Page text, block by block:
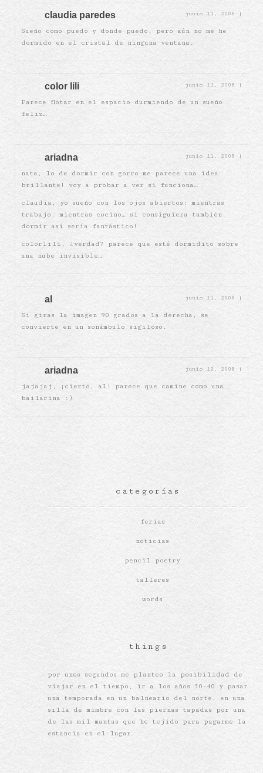
claudia paredes junio 11, 2008 |
Sueño como puedo y donde puedo, pero aún no me he
dormido en el cristal de ninguna ventana.
color lili junio 11, 2008 |
Parece flotar en el espacio durmiendo de un sueño
feliz…
ariadna junio 11, 2008 |
nata, lo de dormir con gorro me parece una idea
brillante! voy a probar a ver si funciona…
claudia, yo sueño con los ojos abiertos: mientras
trabajo, mientras cocino… si consiguiera también
dormir así sería fantástico!
colorlili, ¿verdad? parece que esté dormidito sobre
una nube invisible…
al junio 11, 2008 |
Si giras la imagen 90 grados a la derecha, se
convierte en un sonámbulo sigiloso.
ariadna junio 12, 2008 |
jajajaj, ¡cierto, al! parece que camine como una
bailarina :)
categorías
ferias
noticias
pencil poetry
talleres
words
things
por unos segundos me planteo la posibilidad de
viajar en el tiempo, ir a los años 30-40 y pasar
una temporada en un balneario del norte, en una
silla de mimbre con las piernas tapadas por una
de las mil mantas que he tejido para pagarme la
estancia en el lugar.